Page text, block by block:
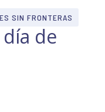
SIN FRONTERAS
de